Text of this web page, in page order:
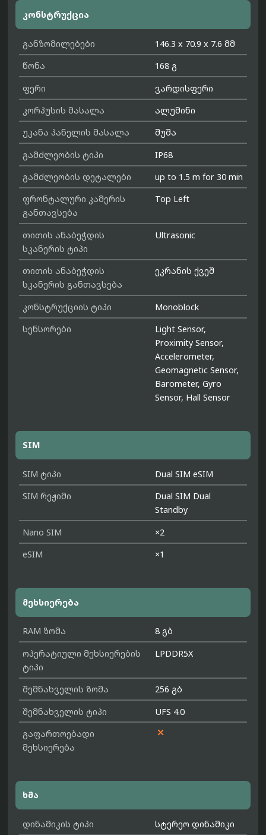
კონსტრუქცია
განზომილებები
146.3 x 70.9 x 7.6 მმ
წონა
168 გ
ფერი
ვარდისფერი
კორპუსის მასალა
ალუმინი
უკანა პანელის მასალა
შუშა
გამძლეობის ტიპი
IP68
გამძლეობის დეტალები
up to 1.5 m for 30 min
ფრონტალური კამერის
განთავსება
Top Left
თითის ანაბეჭდის
სკანერის ტიპი
Ultrasonic
თითის ანაბეჭდის
სკანერის განთავსება
ეკრანის ქვეშ
კონსტრუქციის ტიპი
Monoblock
სენსორები
Light Sensor,
Proximity Sensor,
Accelerometer,
Geomagnetic Sensor,
Barometer, Gyro
Sensor, Hall Sensor
SIM
SIM ტიპი
Dual SIM eSIM
SIM რეჟიმი
Dual SIM Dual
Standby
Nano SIM
×2
eSIM
×1
მეხსიერება
RAM ზომა
8 გბ
ოპერატიული მეხსიერების
ტიპი
LPDDR5X
შემნახველის ზომა
256 გბ
შემნახველის ტიპი
UFS 4.0
გაფართოებადი
მეხსიერება

ხმა
დინამიკის ტიპი
სტერეო დინამიკი